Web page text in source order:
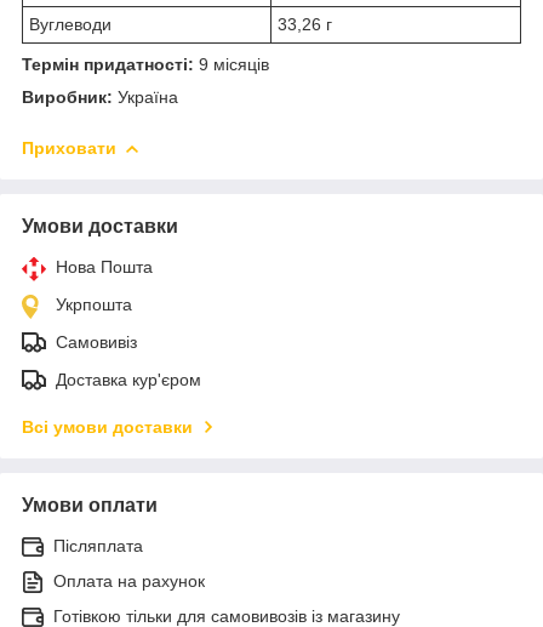
Вуглеводи 33,26 г
Термін придатності: 9 місяців
Виробник: Україна
Приховати
Умови доставки
Нова Пошта
Укрпошта
Самовивіз
Доставка кур'єром
Всі умови доставки
Умови оплати
Післяплата
Оплата на рахунок
Готівкою тільки для самовивозів із магазину